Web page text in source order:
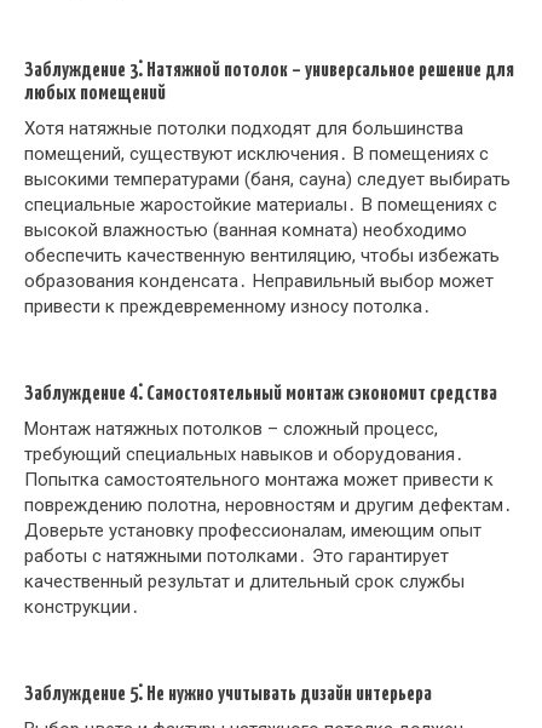
Заблуждение 3⁚ Натяжной потолок – универсальное решение для
любых помещений
Хотя натяжные потолки подходят для большинства
помещений, существуют исключения․ В помещениях с
высокими температурами (баня, сауна) следует выбирать
специальные жаростойкие материалы․ В помещениях с
высокой влажностью (ванная комната) необходимо
обеспечить качественную вентиляцию, чтобы избежать
образования конденсата․ Неправильный выбор может
привести к преждевременному износу потолка․
Заблуждение 4⁚ Самостоятельный монтаж сэкономит средства
Монтаж натяжных потолков – сложный процесс,
требующий специальных навыков и оборудования․
Попытка самостоятельного монтажа может привести к
повреждению полотна, неровностям и другим дефектам․
Доверьте установку профессионалам, имеющим опыт
работы с натяжными потолками․ Это гарантирует
качественный результат и длительный срок службы
конструкции․
Заблуждение 5⁚ Не нужно учитывать дизайн интерьера